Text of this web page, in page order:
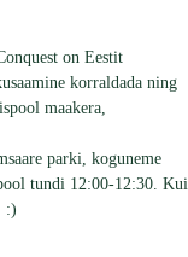
on Eestit
korraldada ning
maakera,
parki, koguneme
tundi 12:00-12:30. Kui
:)